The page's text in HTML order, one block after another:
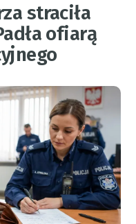
straciła
ofiarą